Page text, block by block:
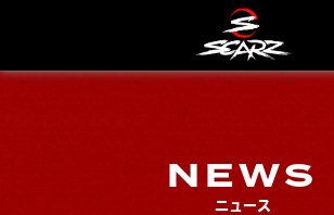
NEWS
ニュース